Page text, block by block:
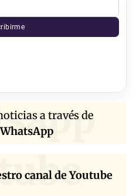
a través de
canal de Youtube